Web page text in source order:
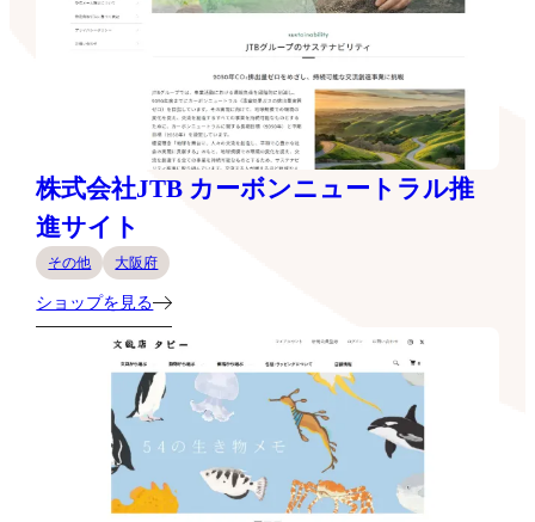
株式会社JTB カーボンニュートラル推
進サイト
その他 大阪府
ショップを見る